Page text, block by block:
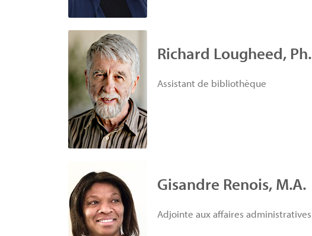
Richard Lougheed,
Assistant de bibliothèque
Gisandre Renois, M.A.
Adjointe aux affaires